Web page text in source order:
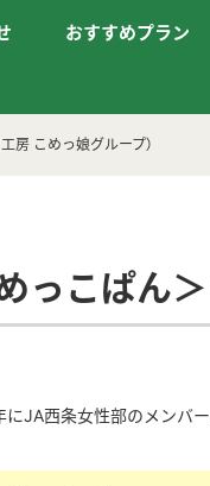
おすすめプラン
房 こめっ娘グループ）
っこぱん
JA西条女性部のメンバ